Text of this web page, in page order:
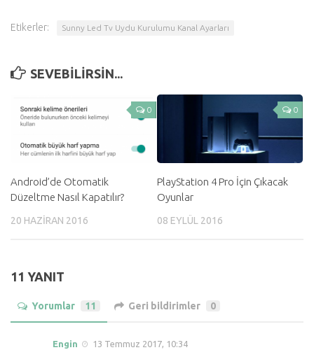
Etikerler: Sunny Led Tv Uydu Kurulumu Kanal Ayarları
SEVEBILIRSIN...
0
Android’de Otomatik
Düzeltme Nasıl Kapatılır?
20 HAZIRAN 2016
0
PlayStation 4 Pro İçin Çıkacak
Oyunlar
08 EYLÜL 2016
11 YANIT
Yorumlar 11 Geri bildirimler 0
Engin
13 Temmuz 2017, 10:34